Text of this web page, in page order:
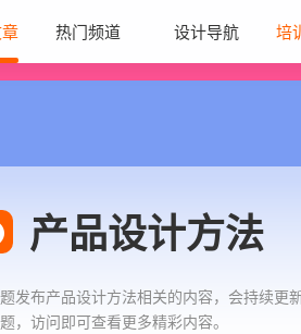
热门频道 设计导航 培
产品设计方法
发布产品设计方法相关的内容，会持续更
，访问即可查看更多精彩内容。